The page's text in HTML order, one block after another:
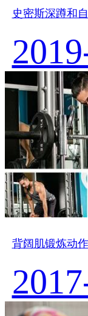
史密斯深蹲和
背阔肌锻炼动